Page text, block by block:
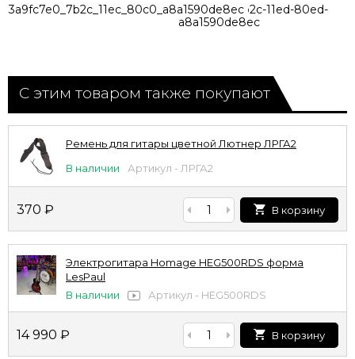
3a9fc7e0_7b2c_11ec_80c0_a8a1590de8ec9e217977-9b2c-11ed-80ed-
a8a1590de8ec
С этим товаром также покупают
Ремень для гитары цветной Лютнер ЛРГА2
В наличии
Артикул - ЛРГА2
370 ₽ В корзину
Электрогитара Homage HEG500RDS форма
LesPaul
В наличии
Артикул - HEG500RDS
14 990 ₽ В корзину